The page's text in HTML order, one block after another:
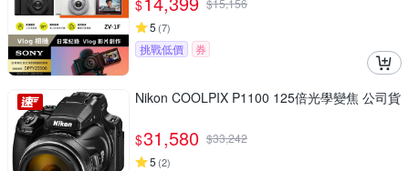
$
$15,156
5 (7)
挑戰低價 券
Nikon COOLPIX P1100 125倍光學變焦 公司貨
$31,580 $33,242
5 (2)